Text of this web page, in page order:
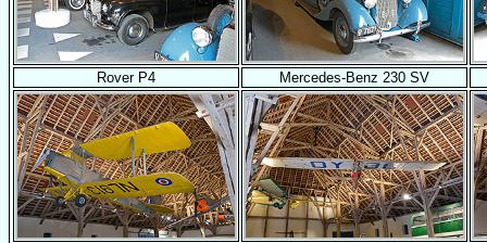
Rover P4 Mercedes-Benz 230 SV